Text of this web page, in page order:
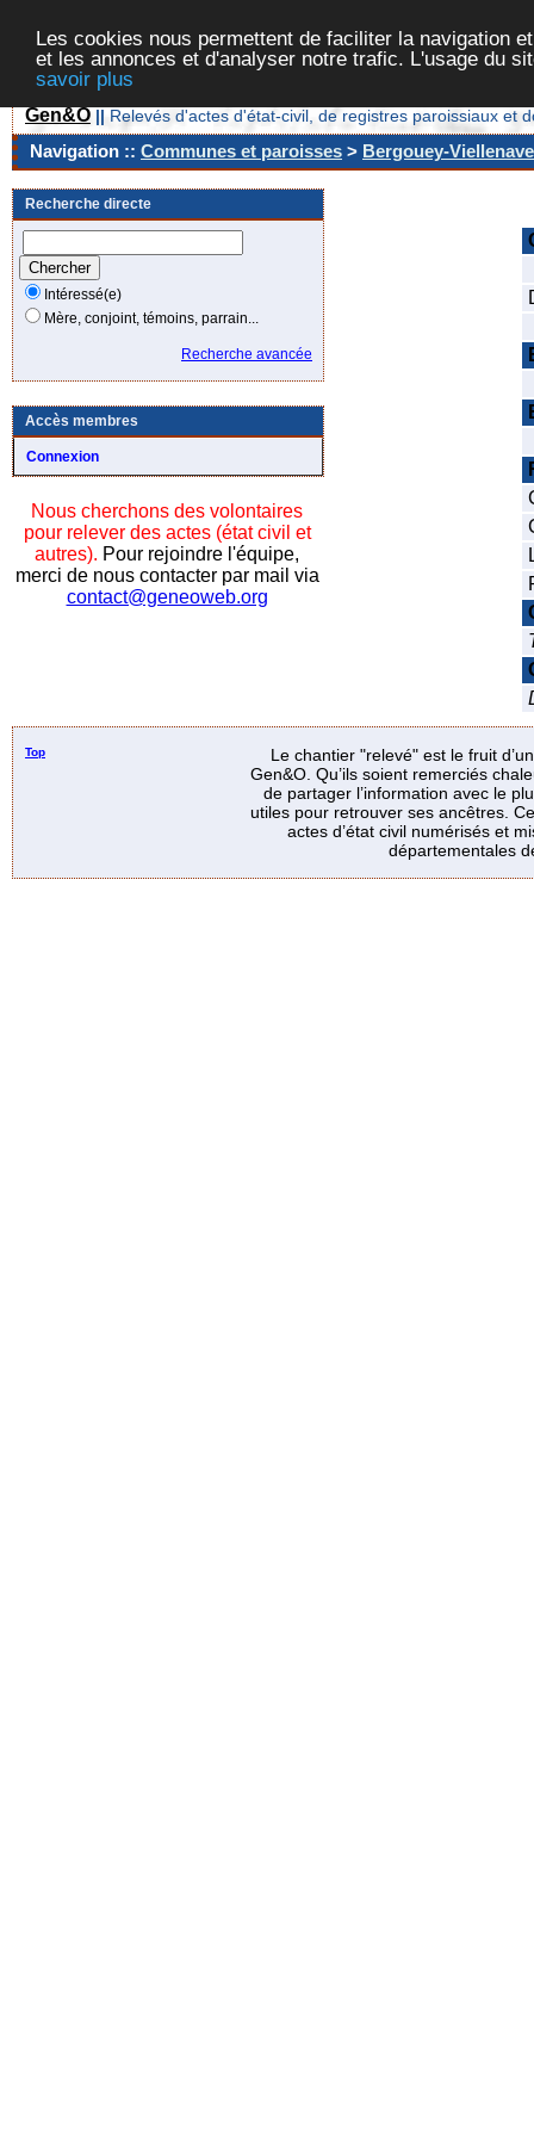
Les cookies nous permettent de faciliter la navigation
et les annonces et d'analyser notre trafic. L'usage du
savoir plus
Gen&O || Relevés d'actes d'état-civil, de registres paroissiaux et
Navigation :: Communes et paroisses > Bergouey-
Recherche directe
Intéressé(e)
Mère, conjoint, témoins, parrain...
Recherche avancée
Accès membres
Connexion
Nous cherchons des volontaires
pour relever des actes (état civil et
autres). Pour rejoindre l'équipe,
merci de nous contacter par mail via
contact@geneoweb.org
Top
Le chantier "relevé" est le fruit
Gen&O. Qu’ils soient remerciés
de partager l’information avec le
utiles pour retrouver ses ancêtres.
actes d’état civil numérisés et
départementales